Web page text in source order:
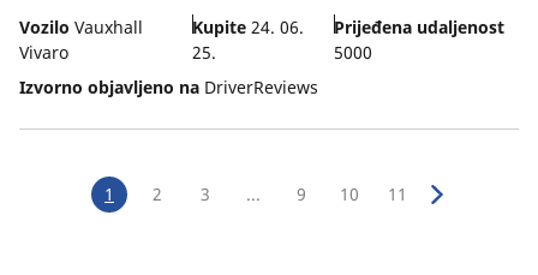
Vozilo Vauxhall
Vivaro
Kupite 24. 06.
25.
Prijeđena udaljenost
5000
Izvorno objavljeno na DriverReviews
1 2 3 ... 9 10 11